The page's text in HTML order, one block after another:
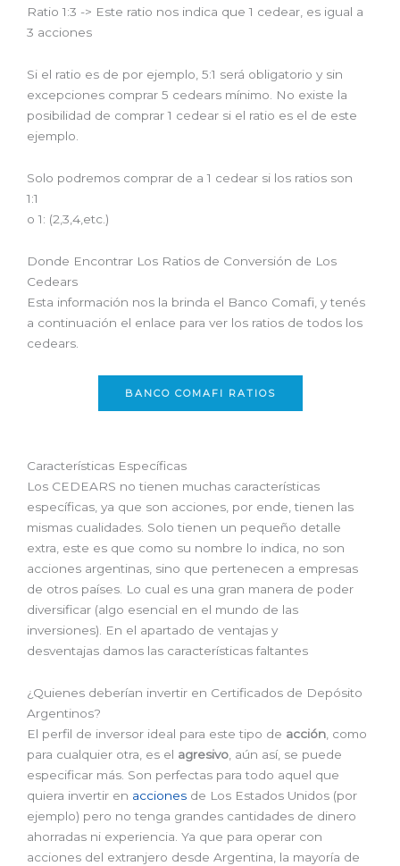
Ratio 1:3 -> Este ratio nos indica que 1 cedear, es igual a
3 acciones
Si el ratio es de por ejemplo, 5:1 será obligatorio y sin
excepciones comprar 5 cedears mínimo. No existe la
posibilidad de comprar 1 cedear si el ratio es el de este
ejemplo.
Solo podremos comprar de a 1 cedear si los ratios son
1:1
o 1: (2,3,4,etc.)
Donde Encontrar Los Ratios de Conversión de Los
Cedears
Esta información nos la brinda el Banco Comafi, y tenés
a continuación el enlace para ver los ratios de todos los
cedears.
BANCO COMAFI RATIOS
Características Específicas
Los CEDEARS no tienen muchas características
específicas, ya que son acciones, por ende, tienen las
mismas cualidades. Solo tienen un pequeño detalle
extra, este es que como su nombre lo indica, no son
acciones argentinas, sino que pertenecen a empresas
de otros países. Lo cual es una gran manera de poder
diversificar (algo esencial en el mundo de las
inversiones). En el apartado de ventajas y
desventajas damos las características faltantes
¿Quienes deberían invertir en Certificados de Depósito
Argentinos?
El perfil de inversor ideal para este tipo de acción , como
para cualquier otra, es el agresivo , aún así, se puede
especificar más. Son perfectas para todo aquel que
quiera invertir en acciones de Los Estados Unidos (por
ejemplo) pero no tenga grandes cantidades de dinero
ahorradas ni experiencia. Ya que para operar con
acciones del extranjero desde Argentina, la mayoría de